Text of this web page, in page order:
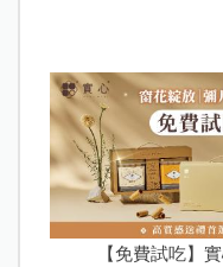
【免費試吃】